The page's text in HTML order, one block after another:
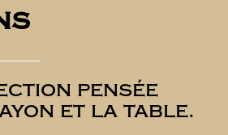
pensée
et la table.